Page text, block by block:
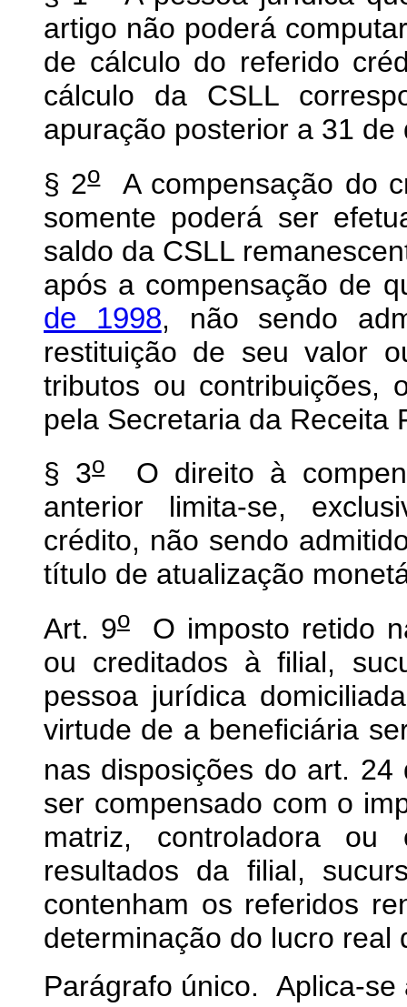
artigo não poderá
de cálculo do referido
cálculo da CSLL
apuração posterior a 31
§ 2oA compensação do
somente poderá ser
saldo da CSLL
após a compensação de
de 1998, não sendo
restituição de seu valor
tributos ou contribuições,
pela Secretaria da Receita
§ 3oO direito à
anterior limita-se,
crédito, não sendo
título de atualização
Art. 9oO imposto retido
ou creditados à filial,
pessoa jurídica
virtude de a beneficiária
nas disposições do art. 24
ser compensado com o
matriz, controladora
resultados da filial,
contenham os referidos
determinação do lucro real
Parágrafo único. Aplica-